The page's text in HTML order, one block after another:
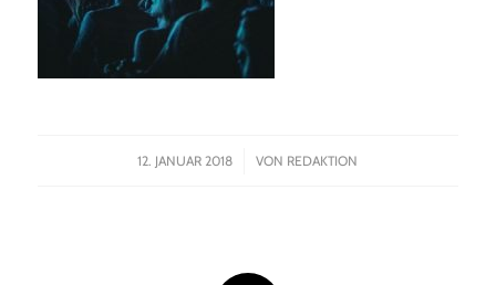
12. JANUAR 2018
/ VON REDAKTION